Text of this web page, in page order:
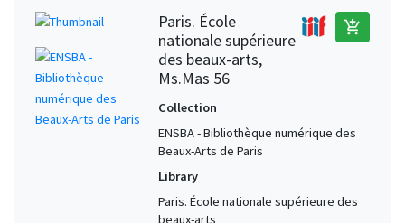
Paris. École
nationale supérieure
des beaux-arts,
Ms.Mas 56
add_shopping_cart
Collection
ENSBA - Bibliothèque numérique des
Beaux-Arts de Paris
Library
Paris. École nationale supérieure des
beaux-arts